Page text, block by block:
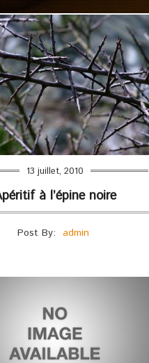
13 juillet, 2010
à l’épine noire
Post By: admin